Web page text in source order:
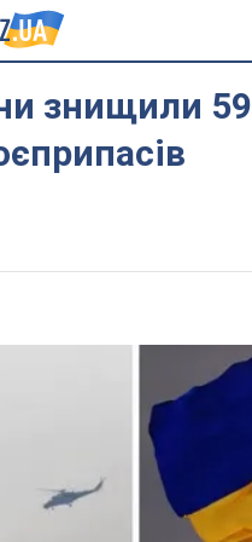
знищили 59